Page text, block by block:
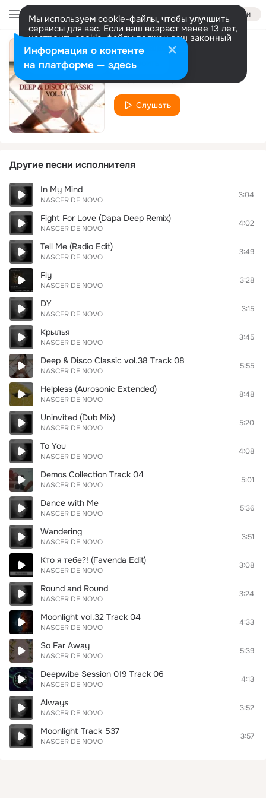
Войти
Мы используем cookie-файлы, чтобы улучшить
сервисы для вас. Если ваш возраст менее 13 лет,
настроить cookie-файлы должен ваш законный
представитель. Больше информации
Разрешить все Настроить
Retro Clubbing
NASCER DE NOVO
Слушать
Другие песни исполнителя
In My Mind
NASCER DE NOVO
3:04
Fight For Love (Dapa Deep Remix)
NASCER DE NOVO
4:02
Tell Me (Radio Edit)
NASCER DE NOVO
3:49
Fly
NASCER DE NOVO
3:28
DY
NASCER DE NOVO
3:15
Крылья
NASCER DE NOVO
3:45
Deep & Disco Classic vol.38 Track 08
NASCER DE NOVO
5:55
Helpless (Aurosonic Extended)
NASCER DE NOVO
8:48
Uninvited (Dub Mix)
NASCER DE NOVO
5:20
To You
NASCER DE NOVO
4:08
Demos Collection Track 04
NASCER DE NOVO
5:01
Dance with Me
NASCER DE NOVO
5:36
Wandering
NASCER DE NOVO
3:51
Кто я тебе?! (Favenda Edit)
NASCER DE NOVO
3:08
Round and Round
NASCER DE NOVO
3:24
Moonlight vol.32 Track 04
NASCER DE NOVO
4:33
So Far Away
NASCER DE NOVO
5:39
Deepwibe Session 019 Track 06
NASCER DE NOVO
4:13
Always
NASCER DE NOVO
3:52
Moonlight Track 537
NASCER DE NOVO
3:57
Информация о контенте
на платформе — здесь